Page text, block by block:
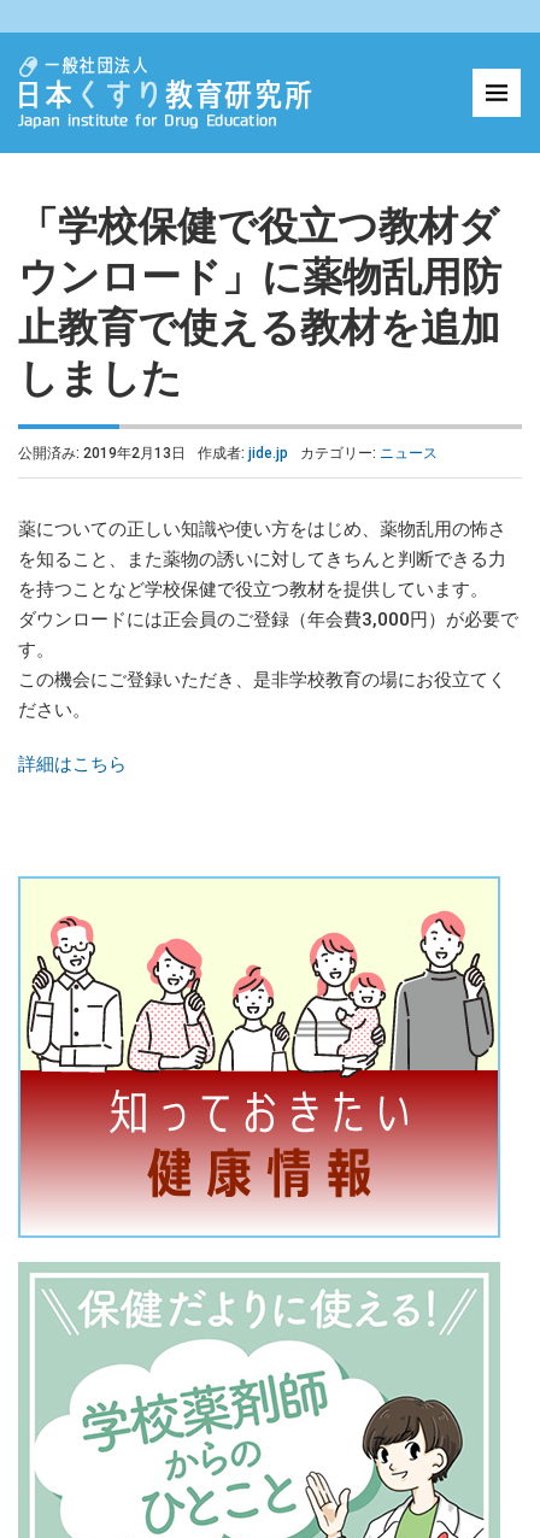
「学校保健で役立つ教材ダ
ウンロード」に薬物乱用防
止教育で使える教材を追加
しました
公開済み: 2019年2月13日 作成者: jide.jp カテゴリー: ニュース
薬についての正しい知識や使い方をはじめ、薬物乱用の怖さ
を知ること、また薬物の誘いに対してきちんと判断できる力
を持つことなど学校保健で役立つ教材を提供しています。
ダウンロードには正会員のご登録（年会費3,000円）が必要で
す。
この機会にご登録いただき、是非学校教育の場にお役立てく
ださい。
詳細はこちら